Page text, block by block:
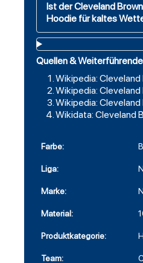
Ist der Cleveland
Hoodie für kaltes
Quellen &
Wikipedia: Cleveland
Wikipedia: Cleveland
Wikipedia: Cleveland
Wikidata: Cleveland
Farbe:
Liga:
Marke:
Material:
Produktkategorie:
Team: